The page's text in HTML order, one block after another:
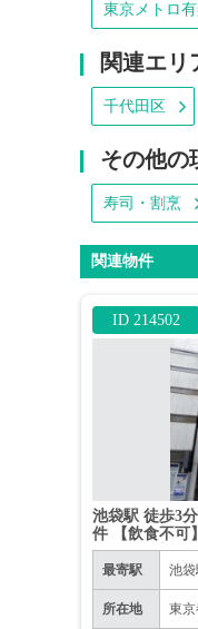
東京メトロ
関連エリ
千代田区
その他の
寿司・割烹
関連物件
ID 214502
池袋駅 徒歩3
件 【飲食不可
サービス店舗
最寄駅 池
所在地 東